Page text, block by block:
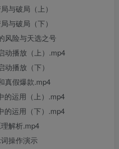
与破局（上）
与破局（下）
风险与天选之号
动播放（上）.mp4
播放（下）
真假爆款.mp4
的运用（上）.mp4
的运用（下）.mp4
解析.mp4
操作演示